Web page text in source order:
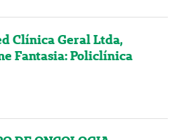
Clínica Geral Ltda,
Fantasia: Policlínica